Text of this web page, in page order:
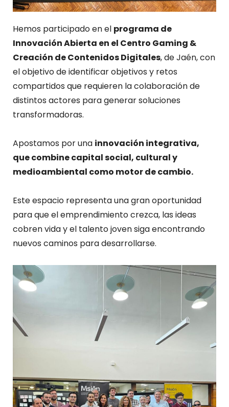
Hemos participado en el programa de
Innovación Abierta en el Centro Gaming &
Creación de Contenidos Digitales, de Jaén, con
el objetivo de identificar objetivos y retos
compartidos que requieren la colaboración de
distintos actores para generar soluciones
transformadoras.
Apostamos por una innovación integrativa,
que combine capital social, cultural y
medioambiental como motor de cambio.
Este espacio representa una gran oportunidad
para que el emprendimiento crezca, las ideas
cobren vida y el talento joven siga encontrando
nuevos caminos para desarrollarse.